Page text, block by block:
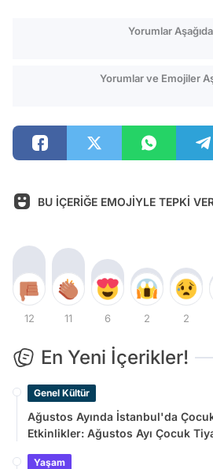
Yorumlar Aşağıda
Yorumlar ve Emojiler
BU İÇERİĞE EMOJİYLE TEPKİ
12 11 6 2 2
En Yeni İçerikler!
Genel Kültür
Ağustos Ayında İstanbul'da
Etkinlikler: Ağustos Ayı Çocuk
Yaşam